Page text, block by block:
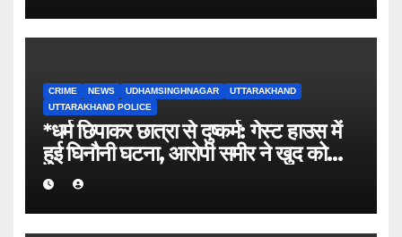
CRIME NEWS UDHAMSINGHNAGAR
UTTARAKHAND
UTTARAKHAND POLICE
*धर्म छिपाकर छात्रा से दुष्कर्म: गेस्ट हाउस में
हुई घिनौनी घटना, आरोपी समीर ने खुद को
बताया था सूरज।*